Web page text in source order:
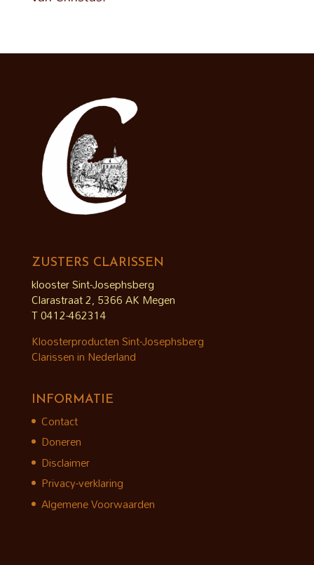
ZUSTERS CLARISSEN
klooster Sint-Josephsberg
Clarastraat 2, 5366 AK Megen
T 0412-462314
Kloosterproducten Sint-Josephsberg
Clarissen in Nederland
INFORMATIE
Contact
Doneren
Disclaimer
Privacy-verklaring
Algemene Voorwaarden